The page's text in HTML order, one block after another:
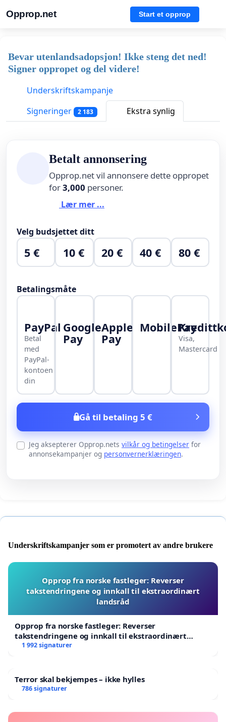
Opprop.net Start et opprop
Bevar utenlandsadopsjon! Ikke steng det ned!
Signer oppropet og del videre!
Underskriftskampanje
Signeringer
2 183 Ekstra synlig
Betalt annonsering
Opprop.net vil annonsere dette oppropet
for3,000 personer.
Lær mer ...
Velg budsjettet ditt
5 € 10 € 20 € 40 € 80 €
Betalingsmåte
PayPal
Betal
med
PayPal-
kontoen
din
Google
Pay
Apple
Pay
MobilePay
Visa,
Mastercard
Gå til betaling 5 €
Jeg aksepterer Opprop.nets vilkår og betingelser for
annonsekampanjer og personvernerklæringen.
Underskriftskampanjer som er promotert av andre brukere
Opprop fra norske fastleger: Reverser
takstendringene og innkall til ekstraordinært
landsråd
Opprop fra norske fastleger: Reverser
takstendringene og innkall til ekstraordinært
landsråd
1 992 signaturer
Terror skal bekjempes – ikke hylles
786 signaturer